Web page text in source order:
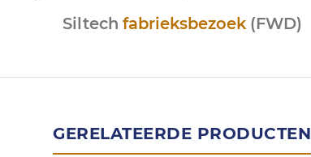
Siltech fabrieksbezoek(FWD)
GERELATEERDE PRODUCTEN